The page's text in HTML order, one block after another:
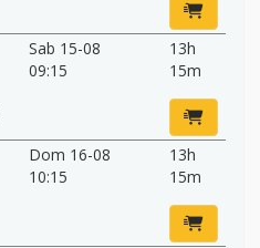
Sab 15-08
09:15
13h
15m
Dom 16-08
10:15
13h
15m